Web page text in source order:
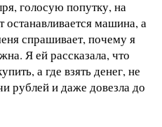
голосую попутку, на
останавливается машина, а
спрашивает, почему я
Я ей рассказала, что
а где взять денег, не
рублей и даже довезла до